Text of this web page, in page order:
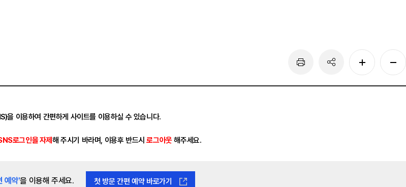
을 이용하여 간편하게 사이트를 이용하실 수 있습니다.
로그인을 자제해 주시기 바라며, 이용후 반드시로그아웃해주세요.
예약'을 이용해 주세요. 첫 방문 간편 예약 바로가기